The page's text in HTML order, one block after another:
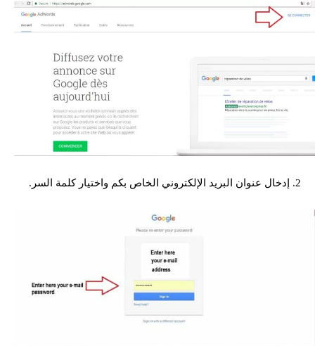
2. إدخال عنوان البريد الإلكتروني الخاص بكم واختيار كلمة السر.